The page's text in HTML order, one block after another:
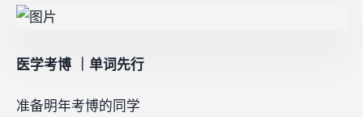
医学考博 ｜单词先行
准备明年考博的同学